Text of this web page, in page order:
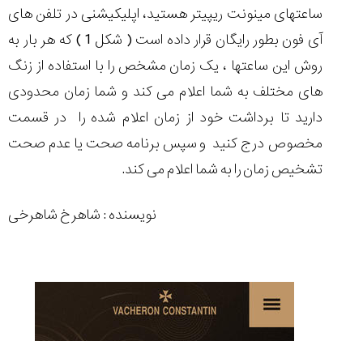
ساعتهای مینونت ریپیتر هستید، اپلیکیشنی در تلفن های
آی فون بطور رایگان قرار داده است ( شکل 1 ) که هر بار به
روش این ساعتها ، یک زمان مشخص را با استفاده از زنگ
های مختلف به شما اعلام می کند و شما زمان محدودی
دارید تا برداشت خود از زمان اعلام شده را در قسمت
مخصوص درج کنید و سپس برنامه صحت یا عدم صحت
تشخیص زمان را به شما اعلام می کند.
نویسنده : شاهرخ شاهرخی